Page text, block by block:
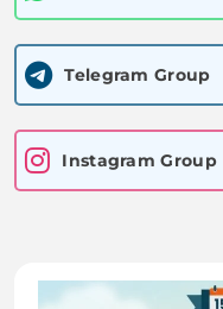
Telegram Group
Instagram Group